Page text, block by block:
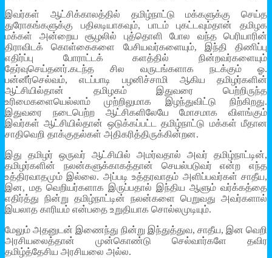
இவர்கள் ஆட்சிக்காலத்தில் தமிழ்நாட்டு மக்களுக்கு செய்த
துரோகங்களுக்கு பதிலடியாகவும், பாடம் புகட்டவும்தான் தமிழக
மக்கள் அன்றைய சூழலில் புத்தொளி போல வந்த பெரியாரின்
திராவிடக் கொள்கைகளை பேசியவர்களையும், இந்தி திணிப்பு
எதிர்ப்பு போராட்டக் களத்தில் நின்றவர்களையும்
தேர்வுசெய்தனர்.கடந்த சில வருடங்களாக நடக்கும் ஓ.
பன்னீர்செல்வம், எடப்பாடி பழனிச்சாமி ஆகிய தமிழர்களின்
ஆட்சியில்தான் தமிழகம் இதுவரை பெற்றிருந்த
உரிமைகளையெல்லாம் முற்றிலுமாக இழந்துவிட்டு நிற்கிறது.
இதுவரை நடைபெற்ற ஆட்சிகளிலேயே மோசமாக விளங்கும்
இவர்கள் ஆட்சியில்தான் ஒடுக்கப்பட்ட தமிழ்நாட்டு மக்கள் மீதான
சாதிவெறி தாக்குதல்கள் அதிகரித்திருக்கின்றன.
இது தமிழர் ஒருவர் ஆட்சியில் அமர்வதால் அவர் தமிழ்நாட்டின்,
தமிழர்களின் நலன்களுக்காகத்தான் செயல்படுவர் என்ற எந்த
உத்திரவாதமும் இல்லை. அப்படி உத்தரவாதம் அளிப்பவர்கள் சாதீய,
இன, மத வெறியர்களாக இருப்பதால் இந்திய ஆளும் வர்க்கத்தை
எதிர்த்து நின்று தமிழ்நாட்டின் நலன்களை பெறுவது அவர்களால்
இயலாத காரியம் என்பதை உறுதியாக சொல்லமுடியும்.
மேலும் அதனுடன் இணைந்து நின்று இந்துத்துவ, சாதீய, இன வெறி
அரசியலைத்தான் முன்கொண்டு செல்வார்களே தவிர
தமிழ்த்தேசிய அரசியலை அல்ல.